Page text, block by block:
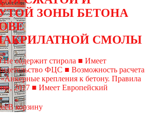
ЗОНЫ БЕТОНА
СМОЛЫ
содержит стирола ■ Имеет
ФЦС ■ Возможность расчета
крепления к бетону. Правила
2017 ■ Имеет Европейский
В корзину